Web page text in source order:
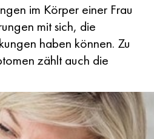
im Körper einer Frau
mit sich, die
haben können. Zu
zählt auch die